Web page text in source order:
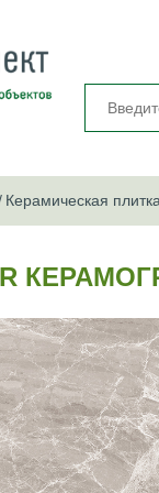
Керамическая